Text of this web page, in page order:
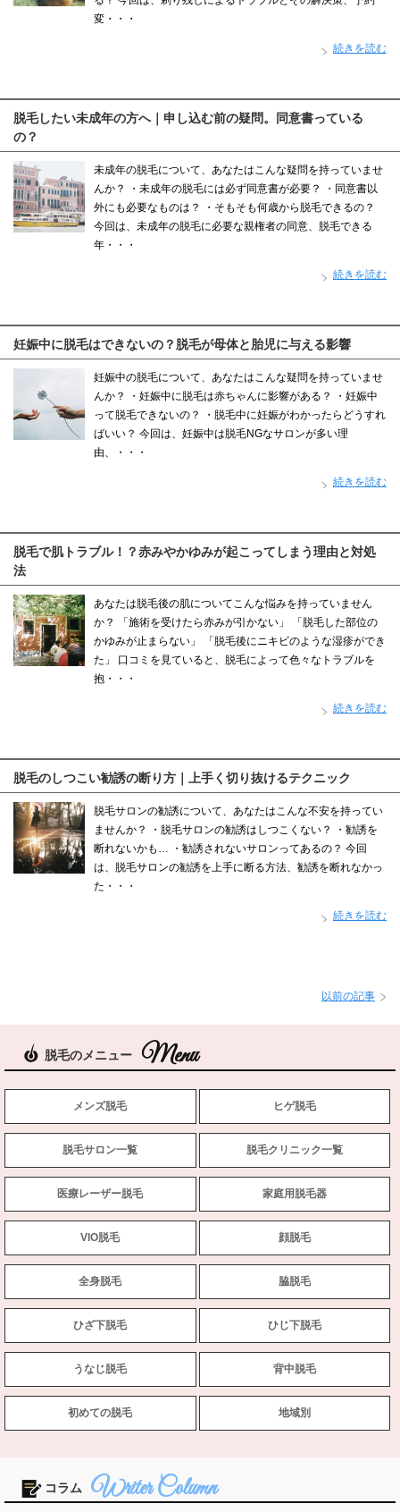
変・・・
続きを読む
脱毛したい未成年の方へ｜申し込む前の疑問。同意書っている
の？
未成年の脱毛について、あなたはこんな疑問を持っていませ
んか？ ・未成年の脱毛には必ず同意書が必要？ ・同意書以
外にも必要なものは？ ・そもそも何歳から脱毛できるの？
今回は、未成年の脱毛に必要な親権者の同意、脱毛できる
年・・・
続きを読む
妊娠中に脱毛はできないの？脱毛が母体と胎児に与える影響
妊娠中の脱毛について、あなたはこんな疑問を持っていませ
んか？ ・妊娠中に脱毛は赤ちゃんに影響がある？ ・妊娠中
って脱毛できないの？ ・脱毛中に妊娠がわかったらどうすれ
ばいい？ 今回は、妊娠中は脱毛NGなサロンが多い理
由、・・・
続きを読む
脱毛で肌トラブル！？赤みやかゆみが起こってしまう理由と対処
法
あなたは脱毛後の肌についてこんな悩みを持っていません
か？ 「施術を受けたら赤みが引かない」 「脱毛した部位の
かゆみが止まらない」 「脱毛後にニキビのような湿疹ができ
た」 口コミを見ていると、脱毛によって色々なトラブルを
抱・・・
続きを読む
脱毛のしつこい勧誘の断り方｜上手く切り抜けるテクニック
脱毛サロンの勧誘について、あなたはこんな不安を持ってい
ませんか？ ・脱毛サロンの勧誘はしつこくない？ ・勧誘を
断れないかも… ・勧誘されないサロンってあるの？ 今回
は、脱毛サロンの勧誘を上手に断る方法、勧誘を断れなかっ
た・・・
続きを読む
以前の記事
脱毛のメニュー
メンズ脱毛 ヒゲ脱毛
脱毛サロン一覧 脱毛クリニック一覧
医療レーザー脱毛 家庭用脱毛器
VIO脱毛 顔脱毛
全身脱毛 脇脱毛
ひざ下脱毛 ひじ下脱毛
うなじ脱毛 背中脱毛
初めての脱毛 地域別
コラム